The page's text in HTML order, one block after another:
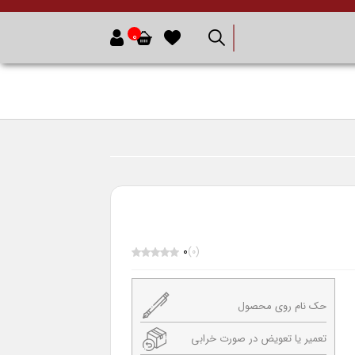
0
(0)
0
حک نام روی محصول
تعمیر یا تعویض در صورت خرابی